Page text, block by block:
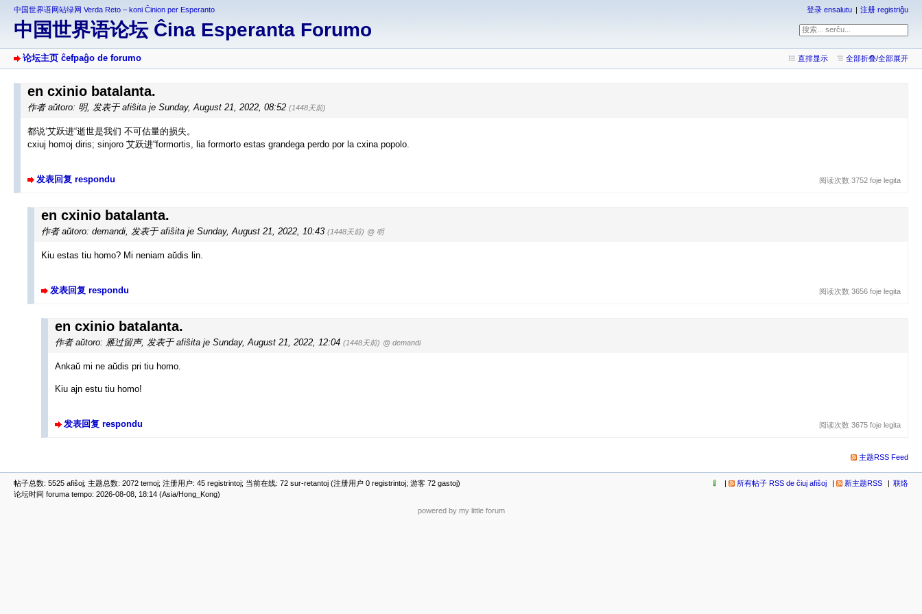
中国世界语网站绿网 Verda Reto – koni Ĉinion per Esperanto
中国世界语论坛 Ĉina Esperanta Forumo
登录 ensalutu 注册 registriĝu
论坛主页 ĉefpaĝo de forumo 直排显示 全部折叠/全部展开
en cxinio batalanta.
作者 aŭtoro: 明, 发表于 afiŝita je Sunday, August 21, 2022, 08:52 (1448天前)
都说‘艾跃进“逝世是我们 不可估量的损失。
cxiuj homoj diris; sinjoro 艾跃进“formortis, lia formorto estas grandega perdo por la cxina popolo.
发表回复 respondu 阅读次数 3752 foje legita
en cxinio batalanta.
作者 aŭtoro: demandi, 发表于 afiŝita je Sunday, August 21, 2022, 10:43 (1448天前) @ 明
Kiu estas tiu homo? Mi neniam aŭdis lin.
发表回复 respondu 阅读次数 3656 foje legita
en cxinio batalanta.
作者 aŭtoro: 雁过留声, 发表于 afiŝita je Sunday, August 21, 2022, 12:04 (1448天前) @ demandi
Ankaŭ mi ne aŭdis pri tiu homo.
Kiu ajn estu tiu homo!
发表回复 respondu 阅读次数 3675 foje legita
主题RSS Feed
帖子总数: 5525 afiŝoj; 主题总数: 2072 temoj; 注册用户: 45 registrintoj; 当前在线: 72 sur-retantoj (注册用户 0 registrintoj; 游客 72 gastoj)
论坛时间 foruma tempo: 2026-08-08, 18:14 (Asia/Hong_Kong)
所有帖子 RSS de ĉiuj afiŝoj 新主题RSS 联络
powered by my little forum